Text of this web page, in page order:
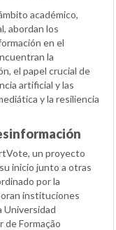
académico,
abordan los
en el
la
el papel crucial de
artificial y las
y la resiliencia
un proyecto
inicio junto a otras
por la
instituciones
Universidad
de Formação